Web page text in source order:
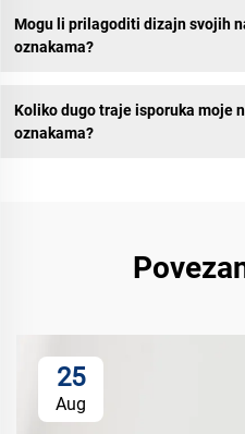
Mogu li prilagoditi dizajn svojih
oznakama?
Koliko dugo traje isporuka moje
oznakama?
25
Aug